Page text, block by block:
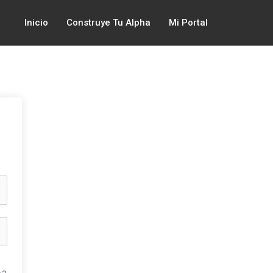
Inicio Construye Tu Alpha Mi Portal